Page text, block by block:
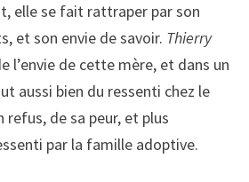
elle se fait rattraper par son
et son envie de savoir. Thierry
l’envie de cette mère, et dans un
aussi bien du ressenti chez le
refus, de sa peur, et plus
par la famille adoptive.